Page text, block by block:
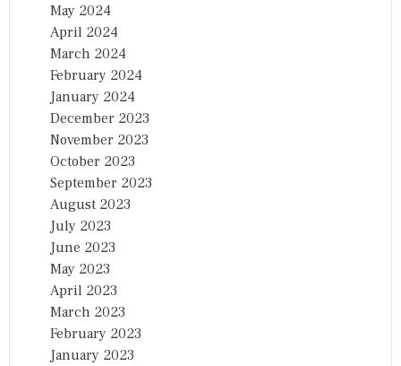
May 2024
April 2024
March 2024
February 2024
January 2024
December 2023
November 2023
October 2023
September 2023
August 2023
July 2023
June 2023
May 2023
April 2023
March 2023
February 2023
January 2023